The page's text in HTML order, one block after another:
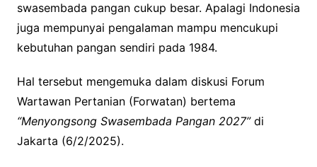
swasembada pangan cukup besar. Apalagi Indonesia
juga mempunyai pengalaman mampu mencukupi
kebutuhan pangan sendiri pada 1984.
Hal tersebut mengemuka dalam diskusi Forum
Wartawan Pertanian (Forwatan) bertema
“Menyongsong Swasembada Pangan 2027”di
Jakarta (6/2/2025).